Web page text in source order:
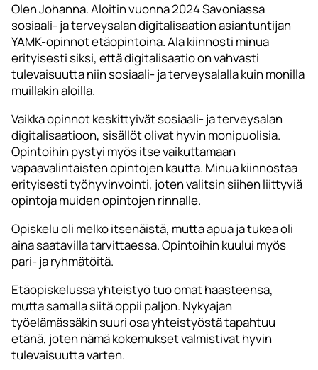
Olen Johanna. Aloitin vuonna 2024 Savoniassa
sosiaali- ja terveysalan digitalisaation asiantuntijan
YAMK-opinnot etäopintoina. Ala kiinnosti minua
erityisesti siksi, että digitalisaatio on vahvasti
tulevaisuutta niin sosiaali- ja terveysalalla kuin monilla
muillakin aloilla.
Vaikka opinnot keskittyivät sosiaali- ja terveysalan
digitalisaatioon, sisällöt olivat hyvin monipuolisia.
Opintoihin pystyi myös itse vaikuttamaan
vapaavalintaisten opintojen kautta. Minua kiinnostaa
erityisesti työhyvinvointi, joten valitsin siihen liittyviä
opintoja muiden opintojen rinnalle.
Opiskelu oli melko itsenäistä, mutta apua ja tukea oli
aina saatavilla tarvittaessa. Opintoihin kuului myös
pari- ja ryhmätöitä.
Etäopiskelussa yhteistyö tuo omat haasteensa,
mutta samalla siitä oppii paljon. Nykyajan
työelämässäkin suuri osa yhteistyöstä tapahtuu
etänä, joten nämä kokemukset valmistivat hyvin
tulevaisuutta varten.